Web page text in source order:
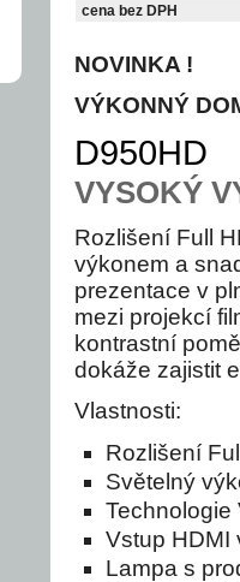
cena bez DPH
NOVINKA !
VÝKONNÝ
D950HD
VYSOKÝ
Rozlišení Full
výkonem a
prezentace v
mezi projekcí
kontrastní
dokáže zajistit
Vlastnosti:
Rozlišení
Světelný
Technologie
Vstup HDMI
Lampa s